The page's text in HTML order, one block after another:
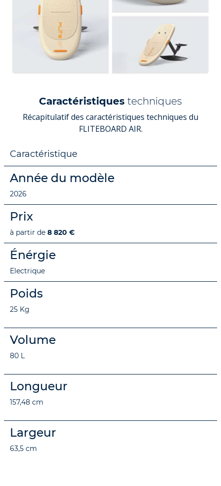
Caractéristiques techniques
Récapitulatif des caractéristiques techniques du
FLITEBOARD AIR.
Caractéristique
Année du modèle
2026
Prix
à partir de 8 820 €
Énérgie
Electrique
Poids
25 Kg
Volume
80 L
Longueur
157,48 cm
Largeur
63,5 cm